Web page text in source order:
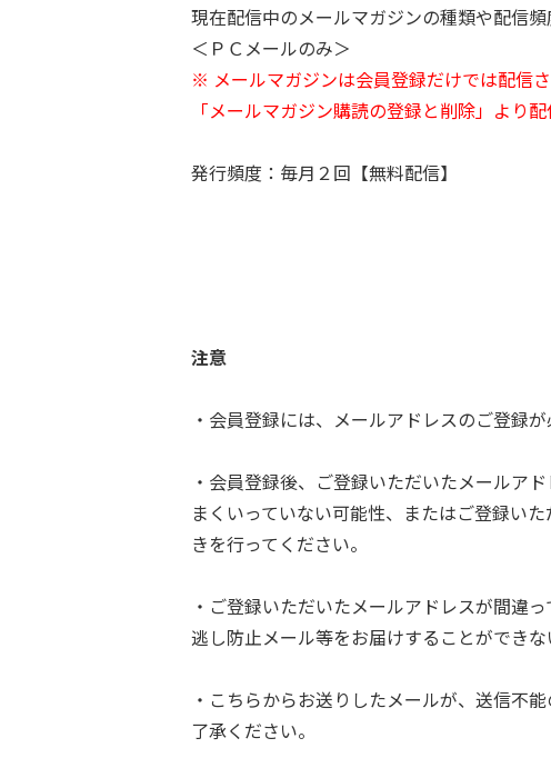
現在配信中のメールマガジンの種類や配信
＜ＰＣメールのみ＞
※ メールマガジンは会員登録だけでは配信さ
「メールマガジン購読の登録と削除」より
発行頻度：毎月２回【無料配信】
注意
・会員登録には、メールアドレスのご登録が
・会員登録後、ご登録いただいたメールア
まくいっていない可能性、またはご登録い
きを行ってください。
・ご登録いただいたメールアドレスが間違
逃し防止メール等をお届けすることができな
・こちらからお送りしたメールが、送信不
了承ください。